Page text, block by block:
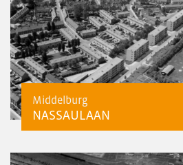
Middelburg
NASSAULAAN